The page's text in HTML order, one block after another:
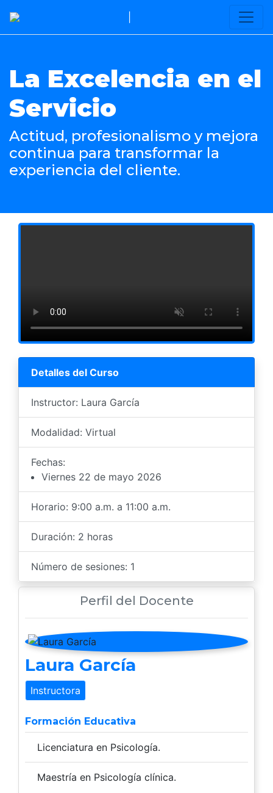
La Excelencia en el
Servicio
Actitud, profesionalismo y mejora
continua para transformar la
experiencia del cliente.
Detalles del Curso
Instructor: Laura García
Modalidad: Virtual
Fechas:
Viernes 22 de mayo 2026
Horario: 9:00 a.m. a 11:00 a.m.
Duración: 2 horas
Número de sesiones: 1
Perfil del Docente
Laura García
Instructora
Formación Educativa
Licenciatura en Psicología.
Maestría en Psicología clínica.